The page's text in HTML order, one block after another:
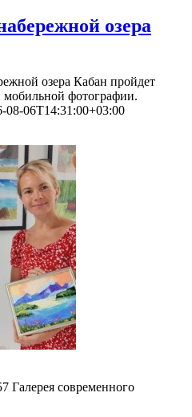
озера
озера Кабан пройдет
мобильной фотографии.
08-06T14:31:00+03:00
Галерея современного